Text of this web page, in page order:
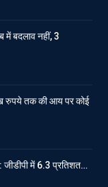
बदलाव नहीं, 3
तक की आय पर कोई
में 6.3 प्रतिशत…